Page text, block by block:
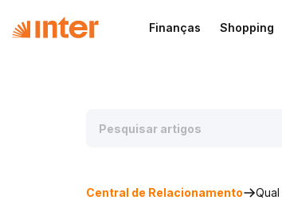
Finanças Shopping
Central de Relacionamento